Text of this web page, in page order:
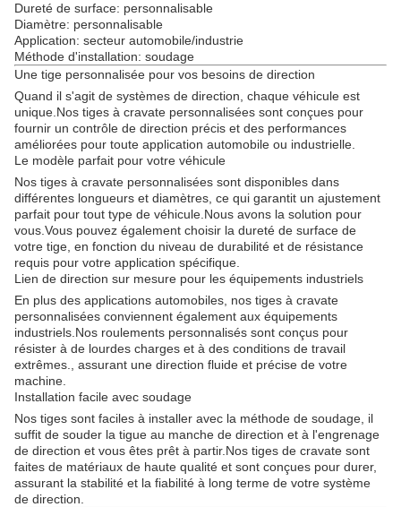
Dureté de surface: personnalisable
Diamètre: personnalisable
Application: secteur automobile/industrie
Méthode d'installation: soudage
Une tige personnalisée pour vos besoins de direction
Quand il s'agit de systèmes de direction, chaque véhicule est
unique.Nos tiges à cravate personnalisées sont conçues pour
fournir un contrôle de direction précis et des performances
améliorées pour toute application automobile ou industrielle.
Le modèle parfait pour votre véhicule
Nos tiges à cravate personnalisées sont disponibles dans
différentes longueurs et diamètres, ce qui garantit un ajustement
parfait pour tout type de véhicule.Nous avons la solution pour
vous.Vous pouvez également choisir la dureté de surface de
votre tige, en fonction du niveau de durabilité et de résistance
requis pour votre application spécifique.
Lien de direction sur mesure pour les équipements industriels
En plus des applications automobiles, nos tiges à cravate
personnalisées conviennent également aux équipements
industriels.Nos roulements personnalisés sont conçus pour
résister à de lourdes charges et à des conditions de travail
extrêmes., assurant une direction fluide et précise de votre
machine.
Installation facile avec soudage
Nos tiges sont faciles à installer avec la méthode de soudage, il
suffit de souder la tigue au manche de direction et à l'engrenage
de direction et vous êtes prêt à partir.Nos tiges de cravate sont
faites de matériaux de haute qualité et sont conçues pour durer,
assurant la stabilité et la fiabilité à long terme de votre système
de direction.